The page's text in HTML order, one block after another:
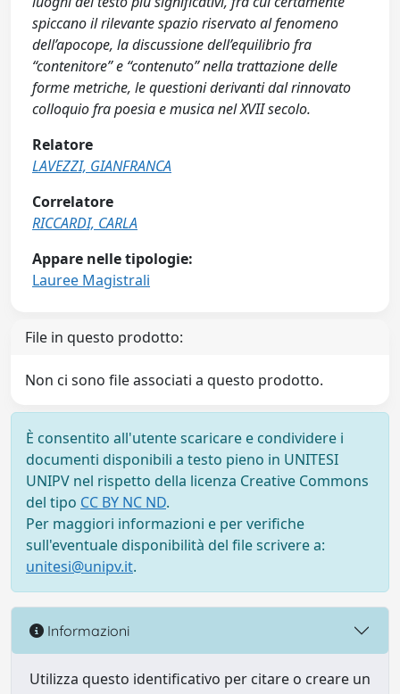
spiccano il rilevante spazio riservato al fenomeno
dell’apocope, la discussione dell’equilibrio fra
“contenitore” e “contenuto” nella trattazione delle
forme metriche, le questioni derivanti dal rinnovato
colloquio fra poesia e musica nel XVII secolo.
Relatore
LAVEZZI, GIANFRANCA
Correlatore
RICCARDI, CARLA
Appare nelle tipologie:
Lauree Magistrali
File in questo prodotto:
Non ci sono file associati a questo prodotto.
È consentito all'utente scaricare e condividere i
documenti disponibili a testo pieno in UNITESI
UNIPV nel rispetto della licenza Creative Commons
del tipo CC BY NC ND.
Per maggiori informazioni e per verifiche
sull'eventuale disponibilità del file scrivere a:
unitesi@unipv.it.
Informazioni
Utilizza questo identificativo per citare o creare un